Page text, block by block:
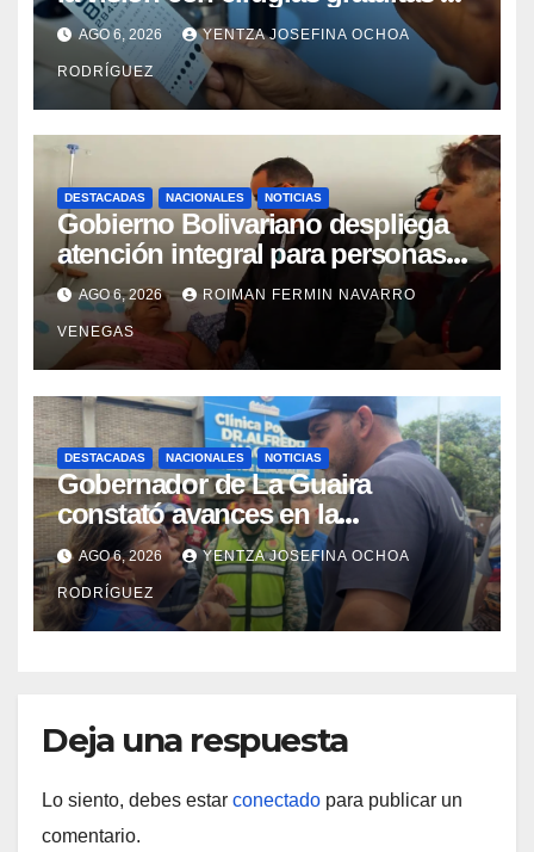
cataratas en Zulia
AGO 6, 2026 YENTZA JOSEFINA OCHOA
RODRÍGUEZ
DESTACADAS NACIONALES NOTICIAS
Gobierno Bolivariano despliega
atención integral para personas
con discapacidad en
campamentos de La Guaira
AGO 6, 2026 ROIMAN FERMIN NAVARRO
VENEGAS
DESTACADAS NACIONALES NOTICIAS
Gobernador de La Guaira
constató avances en la
rehabilitación del Hospitalito de
Catia la Mar
AGO 6, 2026 YENTZA JOSEFINA OCHOA
RODRÍGUEZ
Deja una respuesta
Lo siento, debes estar conectado para publicar un
comentario.